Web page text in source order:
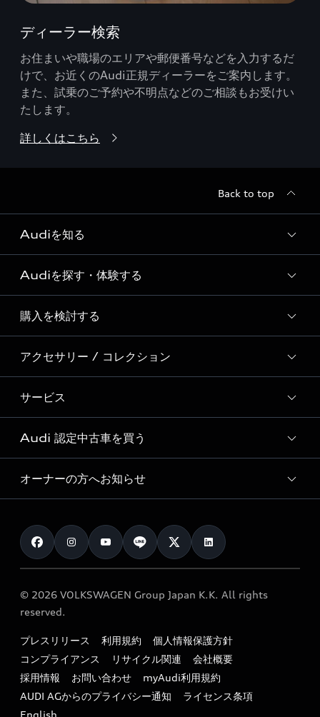
ディーラー検索
お住まいや職場のエリアや郵便番号などを入力するだ
けで、お近くのAudi正規ディーラーをご案内します。
また、試乗のご予約や不明点などのご相談もお受けい
たします。
詳しくはこちら
Back to top
Audiを知る
Audi ブランド
Story of Progress
Audi Sport
Formula 1®
デジタルサービス
Audiを探す・体験する
ディーラー検索
新車在庫検索
試乗車・展示車検索
見積り依頼
試乗予約
購入を検討する
モデル一覧
特別仕様モデル / 限定モデル
e-tronラインアップ
価格シミュレーション
車両比較
カタログ一覧
アクセサリー / コレクション
純正アクセサリー
オンラインショップ
Audi collection
アウディナビアプリ
サービス
サービス入庫予約
サービスプログラム
メンテナンス
車検 / 定期点検
e-tronアフターサポート
myAudi
Audi 認定中古車を買う
Audi認定中古車
クオリティ
保証
メンテナンス
ファイナンス
キャンペーン / イベント
買取査定
オーナーの方へお知らせ
お知らせ
オーナー様向けキャンペーン
特定整備適用車一覧
リサイクル法
よくある質問（FAQ）
© 2026 VOLKSWAGEN Group Japan K.K. All rights
reserved.
プレスリリース 利用規約
個人情報保護方針
コンプライアンス
リサイクル関連
会社概要
採用情報
お問い合わせ
myAudi利用規約
AUDI AGからのプライバシー通知
ライセンス条項
English